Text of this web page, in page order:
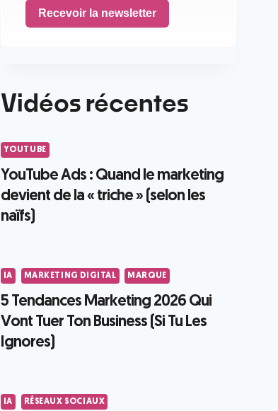
Recevoir la newsletter
Vidéos récentes
YOUTUBE
YouTube Ads : Quand le marketing
devient de la « triche » (selon les
naïfs)
IA MARKETING DIGITAL MARQUE
5 Tendances Marketing 2026 Qui
Vont Tuer Ton Business (Si Tu Les
Ignores)
IA RÉSEAUX SOCIAUX